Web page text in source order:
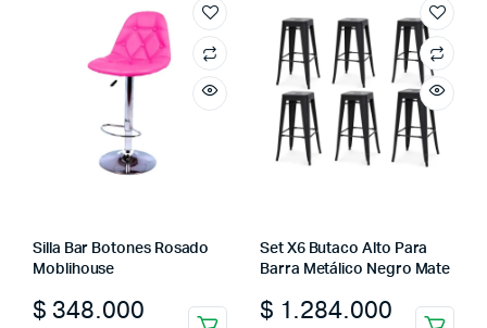
Silla Bar Botones Rosado
Moblihouse
$ 348.000
Set X6 Butaco Alto Para
Barra Metálico Negro Mate
$ 1.284.000